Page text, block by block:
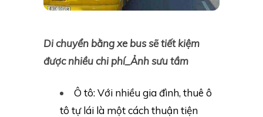
Di chuyển bằng xe bus sẽ tiết kiệm
được nhiều chi phí_Ảnh sưu tầm
Ô tô: Với nhiều gia đình, thuê ô
tô tự lái là một cách thuận tiện